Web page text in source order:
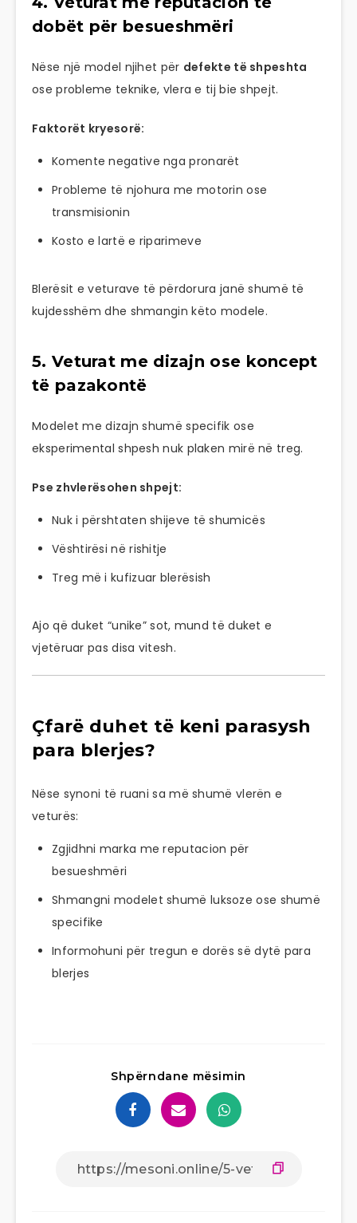
dobët për besueshmëri
Nëse një model njihet për defekte të shpeshta
ose probleme teknike, vlera e tij bie shpejt.
Faktorët kryesorë:
Komente negative nga pronarët
Probleme të njohura me motorin ose
transmisionin
Kosto e lartë e riparimeve
Blerësit e veturave të përdorura janë shumë të
kujdesshëm dhe shmangin këto modele.
5. Veturat me dizajn ose koncept
të pazakontë
Modelet me dizajn shumë specifik ose
eksperimental shpesh nuk plaken mirë në treg.
Pse zhvlerësohen shpejt:
Nuk i përshtaten shijeve të shumicës
Vështirësi në rishitje
Treg më i kufizuar blerësish
Ajo që duket “unike” sot, mund të duket e
vjetëruar pas disa vitesh.
Çfarë duhet të keni parasysh
para blerjes?
Nëse synoni të ruani sa më shumë vlerën e
veturës:
Zgjidhni marka me reputacion për
besueshmëri
Shmangni modelet shumë luksoze ose shumë
specifike
Informohuni për tregun e dorës së dytë para
blerjes
Shpërndane mësimin